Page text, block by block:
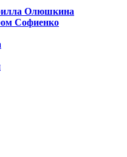
Олюшкина
Софиенко